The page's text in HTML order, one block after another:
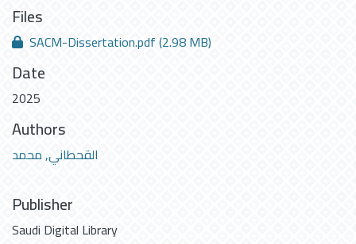
Files
SACM-Dissertation.pdf(2.98 MB)
Date
2025
Authors
القحطاني, محمد
Publisher
Saudi Digital Library